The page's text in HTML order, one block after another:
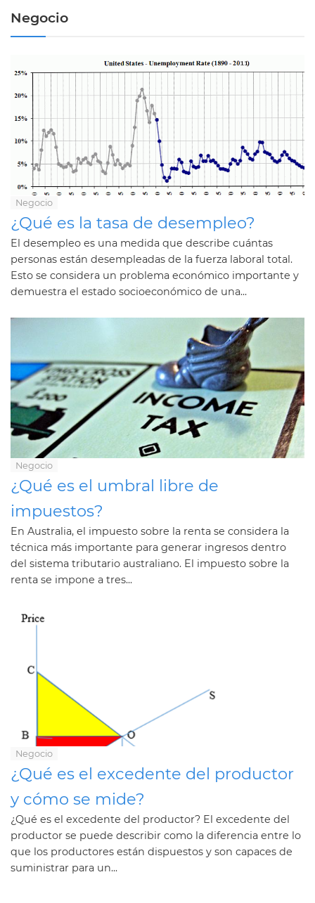
Negocio
Negocio
¿Qué es la tasa de desempleo?
El desempleo es una medida que describe cuántas
personas están desempleadas de la fuerza laboral total.
Esto se considera un problema económico importante y
demuestra el estado socioeconómico de una...
Negocio
¿Qué es el umbral libre de
impuestos?
En Australia, el impuesto sobre la renta se considera la
técnica más importante para generar ingresos dentro
del sistema tributario australiano. El impuesto sobre la
renta se impone a tres...
Negocio
¿Qué es el excedente del productor
y cómo se mide?
¿Qué es el excedente del productor? El excedente del
productor se puede describir como la diferencia entre lo
que los productores están dispuestos y son capaces de
suministrar para un...